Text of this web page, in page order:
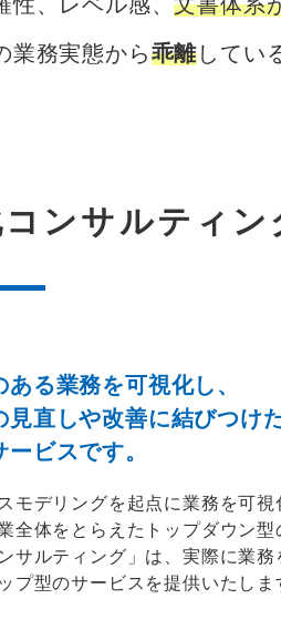
業務実態から乖離してい
ンサルティン
ある業務を可視化し、
見直しや改善に結びつけ
ービスです。
モデリングを起点に業務を可
全体をとらえたトップダウン
サルティング」は、実際に業
プ型のサービスを提供いたしま